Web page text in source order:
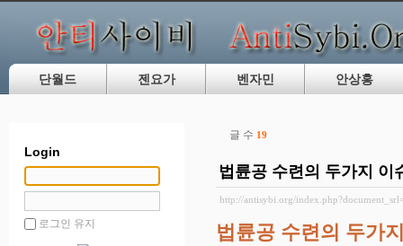
단월드 젠요가 벤자민 안상홍
Login
로그인 유지
글 수 19
법륜공 수련의 두가지 이
http://antisybi.org/
법륜공 수련의 두가